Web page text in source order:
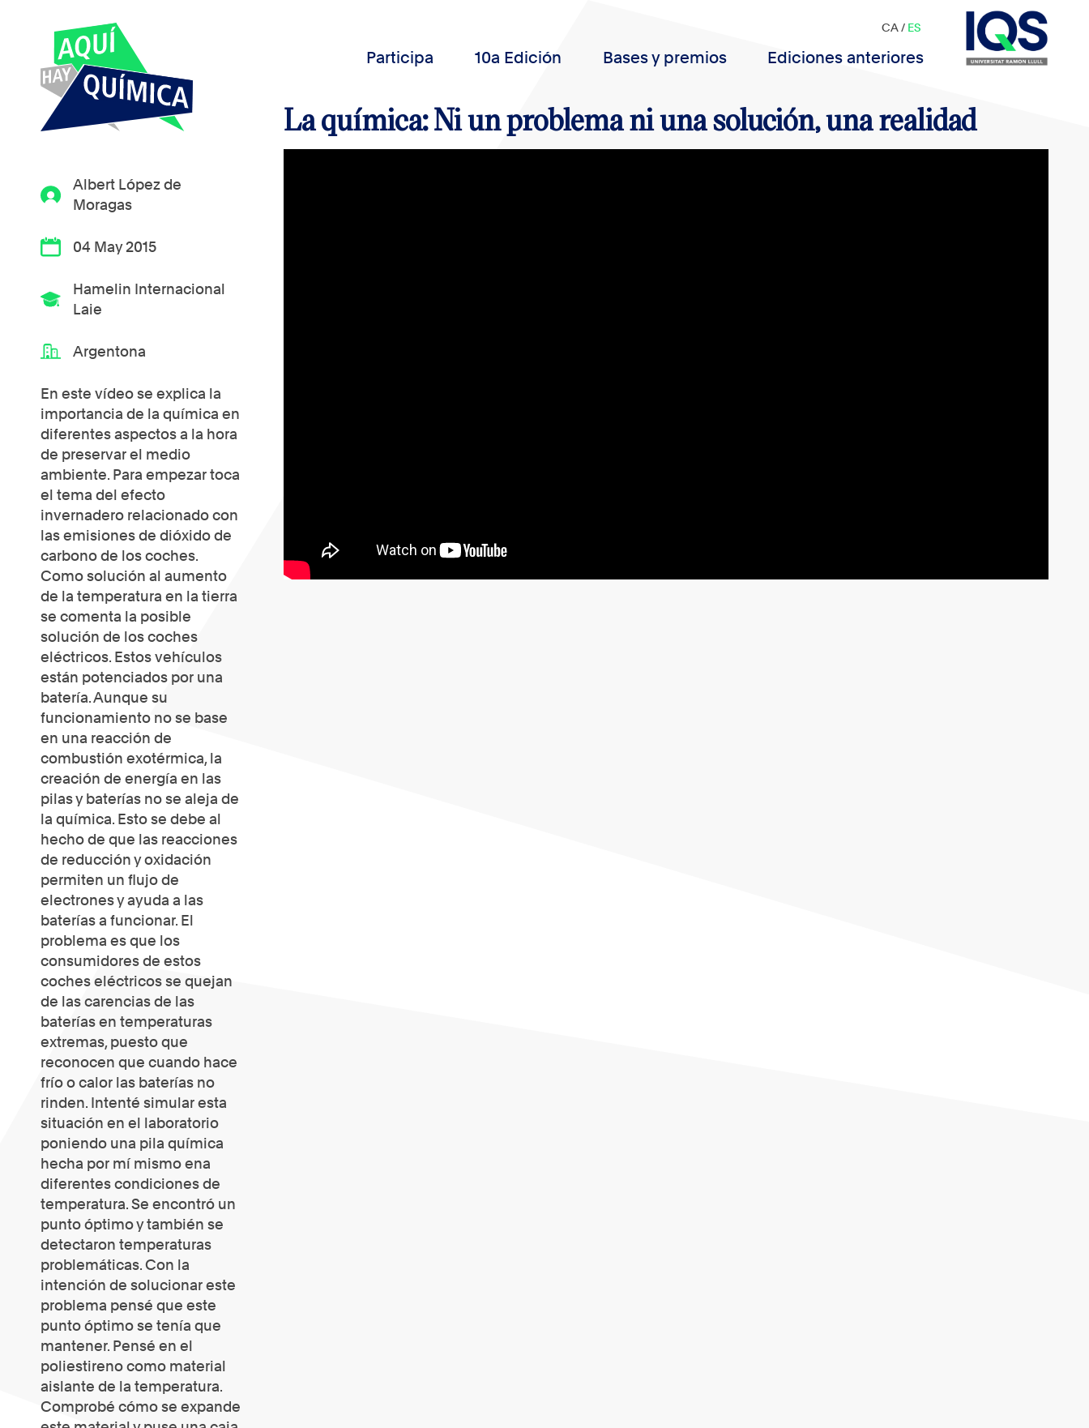
Participa 10a Edición Bases y premios Ediciones anteriores
CA/ ES
Albert López de
Moragas
04 May 2015
Hamelin Internacional
Laie
Argentona
En este vídeo se explica la
importancia de la química en
diferentes aspectos a la hora
de preservar el medio
ambiente. Para empezar toca
el tema del efecto
invernadero relacionado con
las emisiones de dióxido de
carbono de los coches.
Como solución al aumento
de la temperatura en la tierra
se comenta la posible
solución de los coches
eléctricos. Estos vehículos
están potenciados por una
batería. Aunque su
funcionamiento no se base
en una reacción de
combustión exotérmica, la
creación de energía en las
pilas y baterías no se aleja de
la química. Esto se debe al
hecho de que las reacciones
de reducción y oxidación
permiten un flujo de
electrones y ayuda a las
baterías a funcionar. El
problema es que los
consumidores de estos
coches eléctricos se quejan
de las carencias de las
baterías en temperaturas
extremas, puesto que
reconocen que cuando hace
frío o calor las baterías no
rinden. Intenté simular esta
situación en el laboratorio
poniendo una pila química
hecha por mí mismo ena
diferentes condiciones de
temperatura. Se encontró un
punto óptimo y también se
detectaron temperaturas
problemáticas. Con la
intención de solucionar este
problema pensé que este
punto óptimo se tenía que
mantener. Pensé en el
poliestireno como material
aislante de la temperatura.
Comprobé cómo se expande
La química: Ni un problema ni una solución, una realidad